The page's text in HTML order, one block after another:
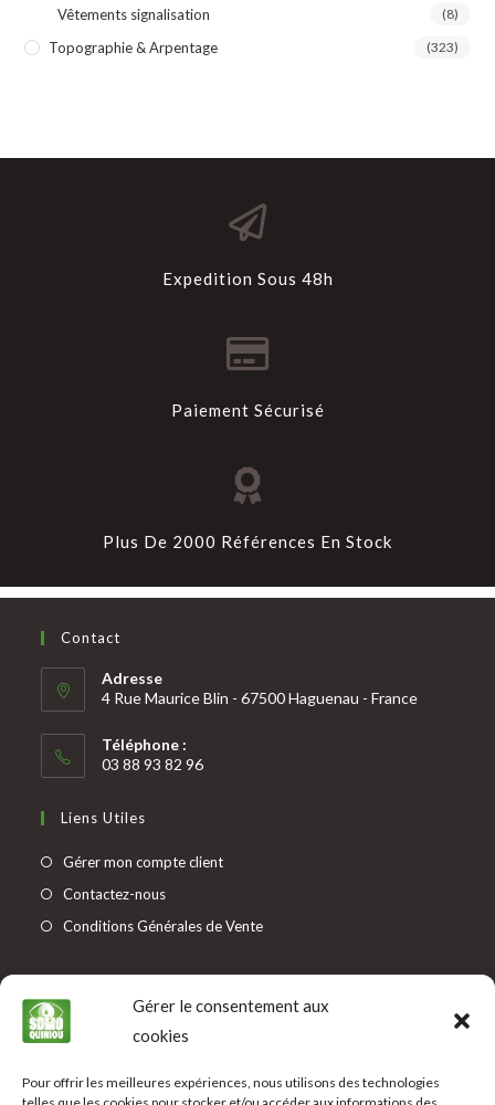
Gérer le consentement aux
cookies
Pour offrir les meilleures expériences, nous utilisons des technologies
Vêtements signalisation (8)
Topographie & Arpentage (323)
Expedition Sous 48h
Paiement Sécurisé
Plus De 2000 Références En Stock
Contact
Adresse
4 Rue Maurice Blin - 67500 Haguenau - France
Téléphone :
03 88 93 82 96
Liens Utiles
Gérer mon compte client
Contactez-nous
Conditions Générales de Vente
Informations
Modes de paiement